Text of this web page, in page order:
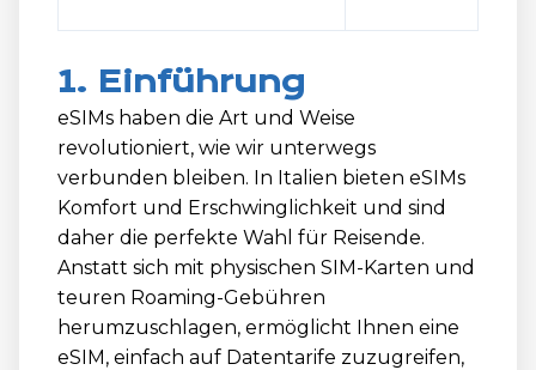
1. Einführung
eSIMs haben die Art und Weise
revolutioniert, wie wir unterwegs
verbunden bleiben. In Italien bieten eSIMs
Komfort und Erschwinglichkeit und sind
daher die perfekte Wahl für Reisende.
Anstatt sich mit physischen SIM-Karten und
teuren Roaming-Gebühren
herumzuschlagen, ermöglicht Ihnen eine
eSIM, einfach auf Datentarife zuzugreifen,